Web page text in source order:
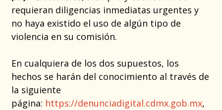
requieran diligencias inmediatas urgentes y
no haya existido el uso de algún tipo de
violencia en su comisión.
En cualquiera de los dos supuestos, los
hechos se harán del conocimiento al través de
la siguiente
página: https://denunciadigital.cdmx.gob.mx,